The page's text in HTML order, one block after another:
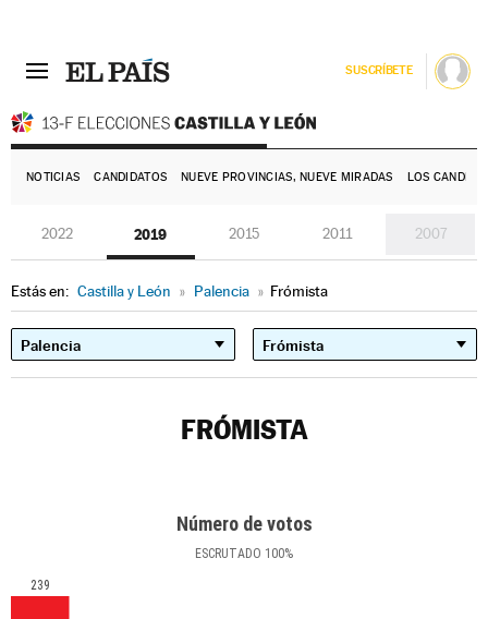
SUSCRÍBETE
NOTICIAS CANDIDATOS NUEVE PROVINCIAS, NUEVE MIRADAS LOS
2022 2019 2015 2011 2007
Estás en: Castilla y León » Palencia » Frómista
FRÓMISTA
Número de votos
ESCRUTADO 100%
239